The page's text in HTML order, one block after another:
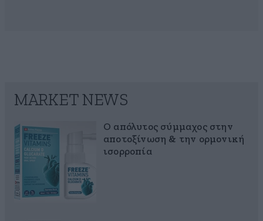
MARKET NEWS
Ο απόλυτος σύμμαχος στην
αποτοξίνωση & την ορμονική
ισορροπία